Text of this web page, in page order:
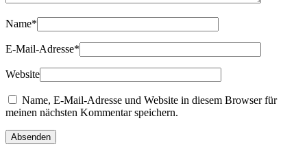
Name*
E-Mail-Adresse*
Website
Name, E-Mail-Adresse und Website in diesem Browser für
meinen nächsten Kommentar speichern.